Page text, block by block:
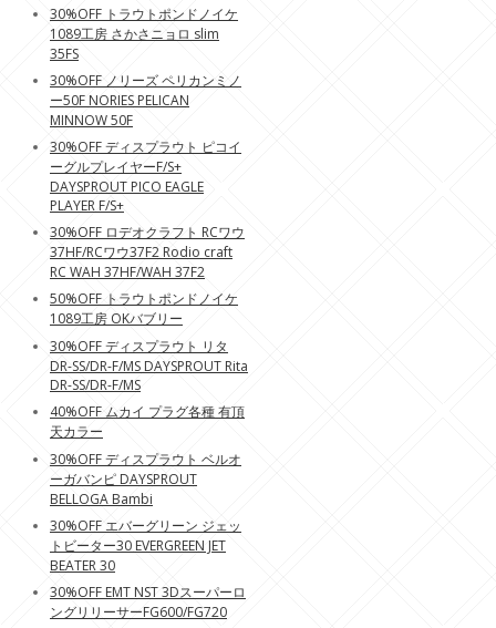
30%OFF トラウトポンドノイケ
1089工房 さかさニョロ slim
35FS
30%OFF ノリーズ ペリカンミノ
ー50F NORIES PELICAN
MINNOW 50F
30%OFF ディスプラウト ピコイ
ーグルプレイヤーF/S+
DAYSPROUT PICO EAGLE
PLAYER F/S+
30%OFF ロデオクラフト RCワウ
37HF/RCワウ37F2 Rodio craft
RC WAH 37HF/WAH 37F2
50%OFF トラウトポンドノイケ
1089工房 OKバブリー
30%OFF ディスプラウト リタ
DR-SS/DR-F/MS DAYSPROUT Rita
DR-SS/DR-F/MS
40%OFF ムカイ プラグ各種 有頂
天カラー
30%OFF ディスプラウト ベルオ
ーガバンピ DAYSPROUT
BELLOGA Bambi
30%OFF エバーグリーン ジェッ
トビーター30 EVERGREEN JET
BEATER 30
30%OFF EMT NST 3Dスーパーロ
ングリリーサーFG600/FG720